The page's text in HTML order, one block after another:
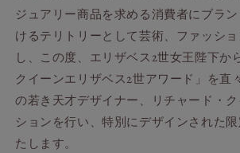
ャ
ー
ド・
ク
イ
ン
リ
チ
ャ
ー
ド・
ク
イ
ジュアリー商品を求める消費者にブラ
けるテリトリーとして芸術、ファッシ
し、この度、エリザベス2世女王陛下か
クイーンエリザベス2世アワード」を直
の若き天才デザイナー、リチャード・
ションを行い、特別にデザインされた
たします。